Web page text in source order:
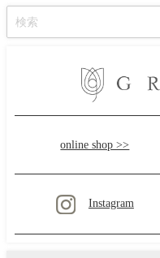
online shop >>
Instagram